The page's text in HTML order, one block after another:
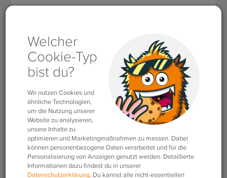
Rubriken»Fakten der Sprache
Ein Mann, ein Wort – eine
Frau, ein Wörterbuch.
Ein Mann, ein Wort –
eine Frau, ein
Wörterbuch.